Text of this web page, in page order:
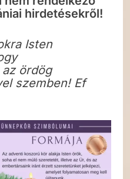
hirdetésekről!
Isten
ördög
szemben! Ef